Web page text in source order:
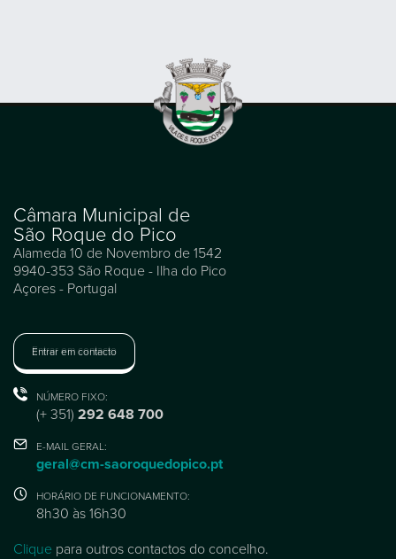
Câmara Municipal de
São Roque do Pico
Alameda 10 de Novembro de 1542
9940-353 São Roque - Ilha do Pico
Açores - Portugal
Entrar em contacto
NÚMERO FIXO:
(+ 351) 292 648 700
E-MAIL GERAL:
geral@cm-saoroquedopico.pt
HORÁRIO DE FUNCIONAMENTO:
8h30 às 16h30
Clique para outros contactos do concelho.